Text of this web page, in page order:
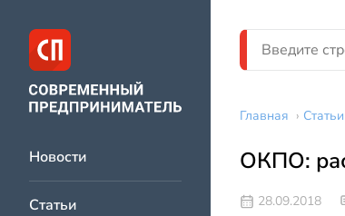
Новости
Статьи
Главная › Статьи
ОКПО:
28.09.2018